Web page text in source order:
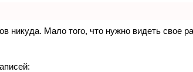
никуда. Мало того, что нужно видеть